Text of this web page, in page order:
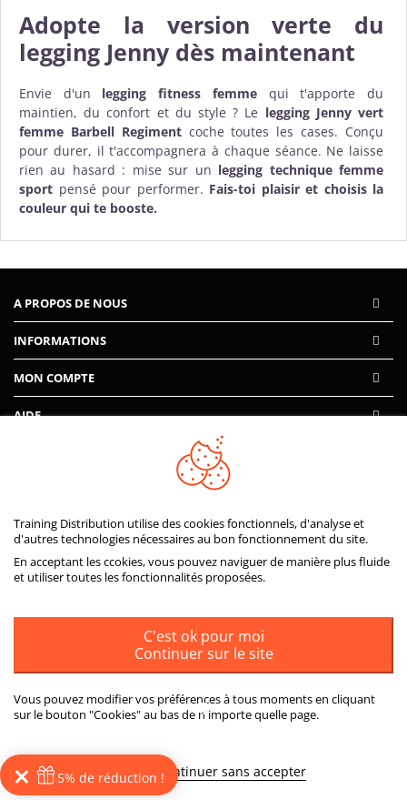
Adopte la version verte du
legging Jenny dès maintenant
Envie d'un legging fitness femmequi t'apporte du
maintien, du confort et du style ? Le legging Jenny vert
femme Barbell Regimentcoche toutes les cases. Conçu
pour durer, il t'accompagnera à chaque séance. Ne laisse
rien au hasard : mise sur un legging technique femme
sport pensé pour performer. Fais-toi plaisir et choisis la
couleur qui te booste.
A PROPOS DE NOUS
INFORMATIONS
MON COMPTE
Training Distribution utilise des cookies fonctionnels, d'analyse et
d'autres technologies nécessaires au bon fonctionnement du site.
En acceptant les ccokies, vous pouvez naviguer de manière plus fluide
et utiliser toutes les fonctionnalités proposées.
C'est ok pour moi
Continuer sur le site
Vous pouvez modifier vos préférences à tous moments en cliquant
sur le bouton "Cookies" au bas de n'importe quelle page.
Plus d'informationsou Continuer sans accepter
AIDE
© 2026Training DistributionTous droits réservés
5% de réduction !